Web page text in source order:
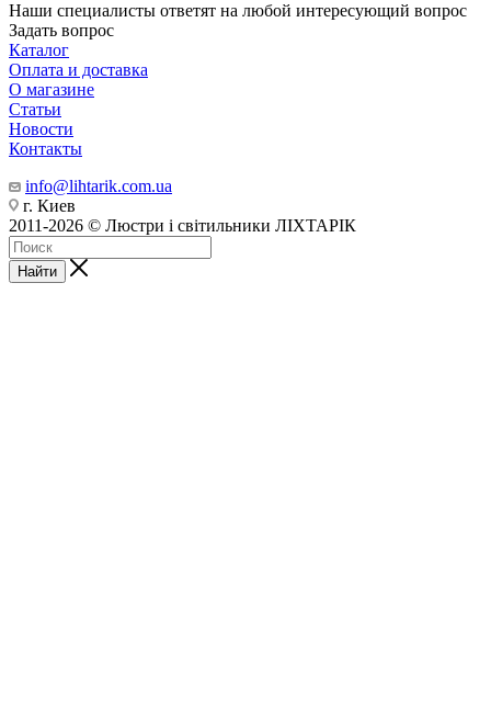
Наши специалисты ответят на любой интересующий вопрос
Задать вопрос
Каталог
Оплата и доставка
О магазине
Статьи
Новости
Контакты
info@lihtarik.com.ua
г. Киев
2011-2026 © Люстри і світильники ЛІХТАРІК
Найти